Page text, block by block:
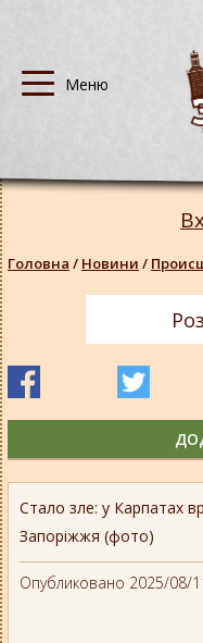
Стало зле: у Карпатах
Запоріжжя (фото)
Опубликовано 2025/08/
Головна / Новини /